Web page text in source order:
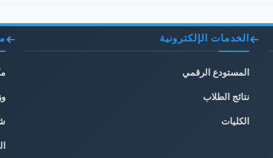
الخدمات الإلكترونية
المستودع الرقمي
نتائج الطلاب
الكليات